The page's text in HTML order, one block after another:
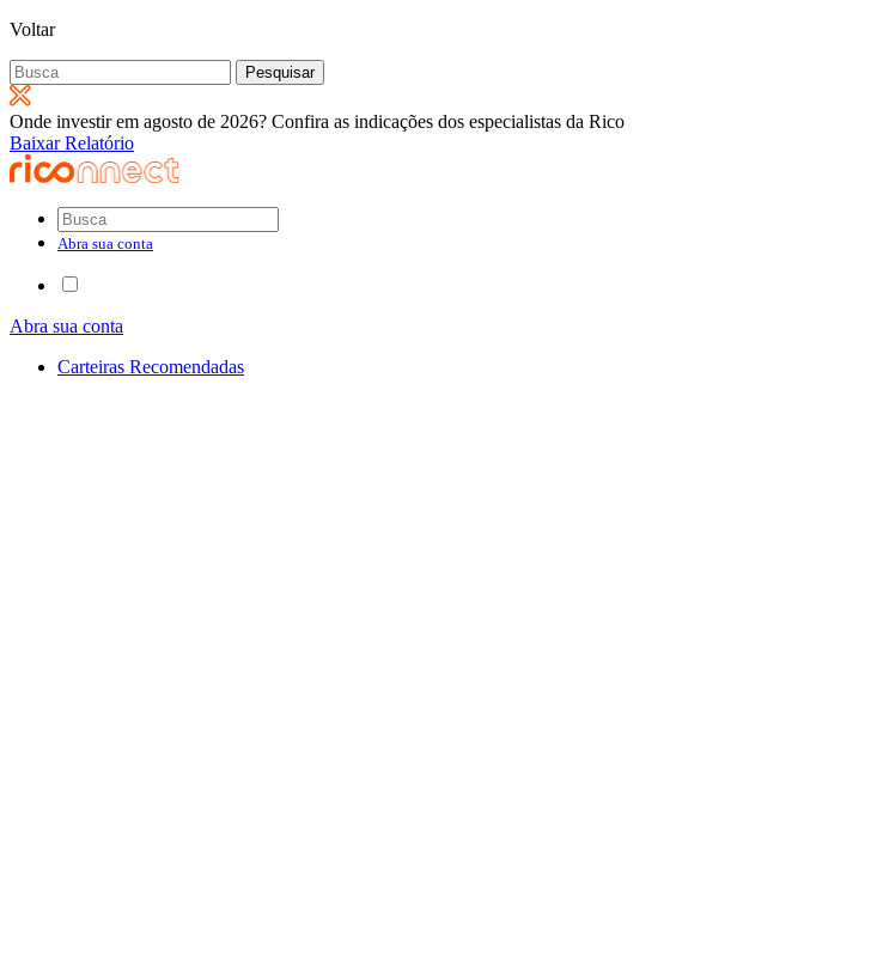
Voltar
Pesquisar
por:
Onde investir em agosto de 2026? Confira as indicações dos especialistas da Rico
Baixar Relatório
Abra sua conta
Abra sua conta
Carteiras Recomendadas